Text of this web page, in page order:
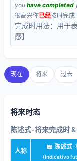
you have completed
很高兴你已经按时完成
完成时用法：用于
感】
现在 将来 过去
将来时态
陈述式-将来完成时
人称
📖 陈述式-
(Indicativo